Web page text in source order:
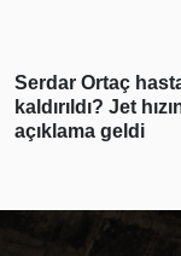
Serdar Ortaç
kaldırıldı? Jet
açıklama geldi